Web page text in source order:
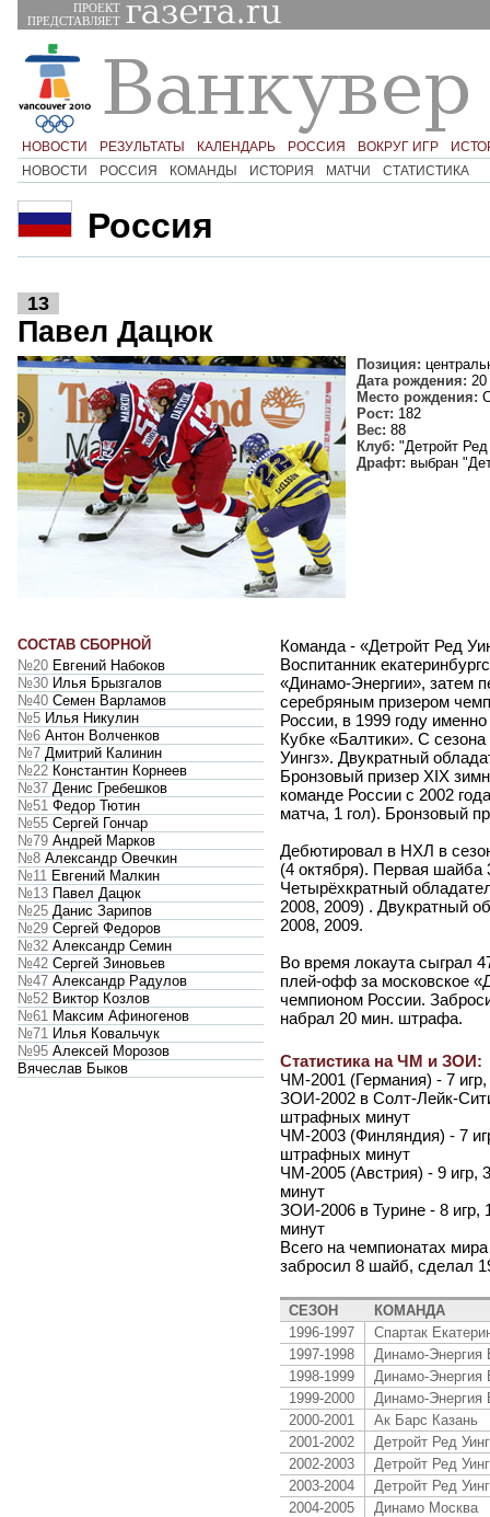
ПРОЕКТ
ПРЕДСТАВЛЯЕТ
НОВОСТИ РЕЗУЛЬТАТЫ КАЛЕНДАРЬ РОССИЯ ВОКРУГ ИГР
НОВОСТИ
РОССИЯ КОМАНДЫ ИСТОРИЯ МАТЧИ СТАТИСТИКА
Россия
13
Павел Дацюк
Позиция:
Дата рождения:
Место рождения:
Рост: 182
Вес: 88
Клуб: "Детройт Ред
Драфт: выбран
Команда - «Детройт Ред
Воспитанник
«Динамо-Энергии», затем
серебряным призером
России, в 1999 году
Кубке «Балтики». С
Уингз». Двукратный
Бронзовый призер XIX
команде России с 2002
матча, 1 гол). Бронзовый
Дебютировал в НХЛ в
(4 октября). Первая шайба
Четырёхкратный
2008, 2009) . Двукратный
2008, 2009.
Во время локаута сыграл
плей-офф за московское
чемпионом России.
набрал 20 мин. штрафа.
Статистика на ЧМ и ЗОИ:
ЧМ-2001 (Германия) - 7
ЗОИ-2002 в Солт-Лейк-
штрафных минут
ЧМ-2003 (Финляндия) - 7
штрафных минут
ЧМ-2005 (Австрия) - 9 игр,
минут
ЗОИ-2006 в Турине - 8 игр,
минут
Всего на чемпионатах
забросил 8 шайб, сделал
СЕЗОН
КОМАНДА
1996-1997
Спартак
1997-1998
Динамо-Энергия
1998-1999
Динамо-Энергия
1999-2000
Динамо-Энергия
2000-2001
Ак Барс Казань
2001-2002
Детройт Ред
2002-2003
Детройт Ред
2003-2004
Детройт Ред
2004-2005
Динамо Москва
СОСТАВ СБОРНОЙ
№20 Евгений Набоков
№30 Илья Брызгалов
№40 Семен Варламов
№5 Илья Никулин
№6 Антон Волченков
№7 Дмитрий Калинин
№22 Константин Корнеев
№37 Денис Гребешков
№51 Федор Тютин
№55 Сергей Гончар
№79 Андрей Марков
№8 Александр Овечкин
№11 Евгений Малкин
№13 Павел Дацюк
№25 Данис Зарипов
№29 Сергей Федоров
№32 Александр Семин
№42 Сергей Зиновьев
№47 Александр Радулов
№52 Виктор Козлов
№61 Максим Афиногенов
№71 Илья Ковальчук
№95 Алексей Морозов
Вячеслав Быков